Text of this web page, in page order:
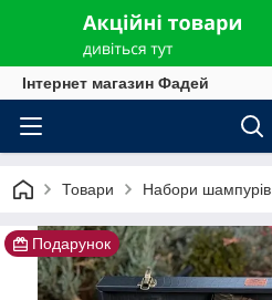
Інтернет магазин Фадей
Товари Набори шампурів
Подарунок